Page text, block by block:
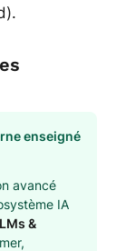
enseigné
avancé
IA
&